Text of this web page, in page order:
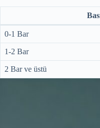
0-1 Bar
1-2 Bar
2 Bar ve üstü